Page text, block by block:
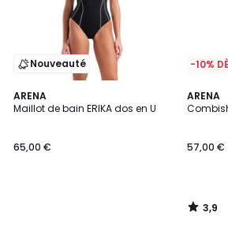
Nouveauté
ARENA
Maillot de bain ERIKA dos en U
65,00 €
-10%
ARENA
57,00 €
3,9
/ 5
3,9
/